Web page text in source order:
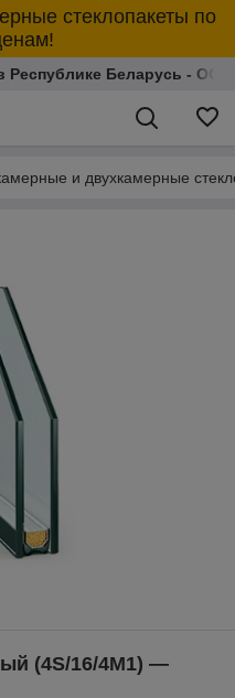
стеклопакеты по
Республике Беларусь -
и двухкамерные
(4S/16/4М1) —